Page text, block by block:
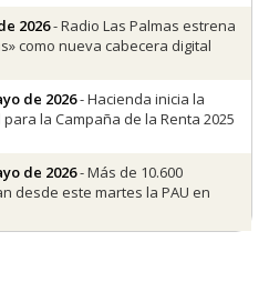
2026- Radio Las Palmas estrena
como nueva cabecera digital
de 2026- Hacienda inicia la
la Campaña de la Renta 2025
de 2026- Más de 10.600
desde este martes la PAU en